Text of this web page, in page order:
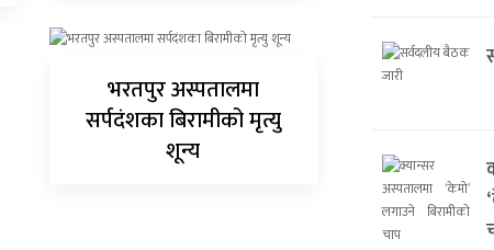
भरतपुर अस्पतालमा
सर्पदंशका बिरामीको मृत्यु
शून्य